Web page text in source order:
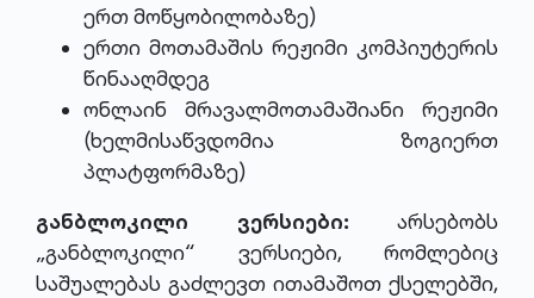
ერთ მოწყობილობაზე)
ერთი მოთამაშის რეჟიმი კომპიუტერის
წინააღმდეგ
ონლაინ მრავალმოთამაშიანი რეჟიმი
(ხელმისაწვდომია ზოგიერთ
პლატფორმაზე)
განბლოკილი ვერსიები: არსებობს
„განბლოკილი“ ვერსიები, რომლებიც
საშუალებას გაძლევთ ითამაშოთ ქსელებში,